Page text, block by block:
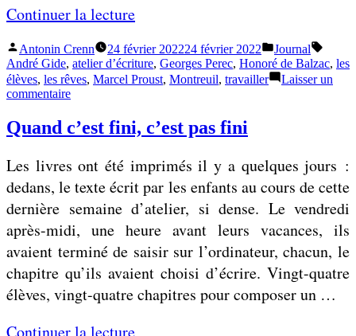
t
»
s
t
p
o
i
i
q
u
e
»
Continuer la lecture«
L
e
e
x
t
e
e
s
t
p
l
Publié
par
Antonin Crenn 24 février 202224 février 2022
Publié
dans
Journal
André Gide, atelier d’écriture, Georges Perec, Honoré de Balzac, les
élèves, les rêves, Marcel Proust, Montreuil, travailler
Laisser un
commentairesur
texte
est
Quand c’est fini, c’est pas fini
Les livres ont été imprimés il y a quelques jours :
dedans, le texte écrit par les enfants au cours de cette
dernière semaine d’atelier, si dense. Le vendredi
après-midi, une heure avant leurs vacances, ils
avaient terminé de saisir sur l’ordinateur, chacun, le
chapitre qu’ils avaient choisi d’écrire. Vingt-quatre
élèves, vingt-quatre chapitres pour composer un …
Continuer la lecture«